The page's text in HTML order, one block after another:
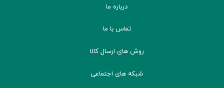
درباره ما
تماس با ما
روش های ارسال کالا
شبکه های اجتماعی